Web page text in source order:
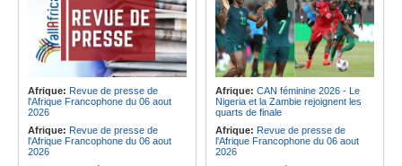
Afrique: Revue de presse de
l'Afrique Francophone du 06 aout
2026
Afrique: Revue de presse de
l'Afrique Francophone du 06 aout
2026
Afrique: CAN féminine 2026 - Le
Nigeria et la Zambie rejoignent les
quarts de finale
Afrique: Revue de presse de
l'Afrique Francophone du 06 aout
2026